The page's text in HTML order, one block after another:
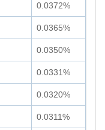
0.0372%
0.0365%
0.0350%
0.0331%
0.0320%
0.0311%